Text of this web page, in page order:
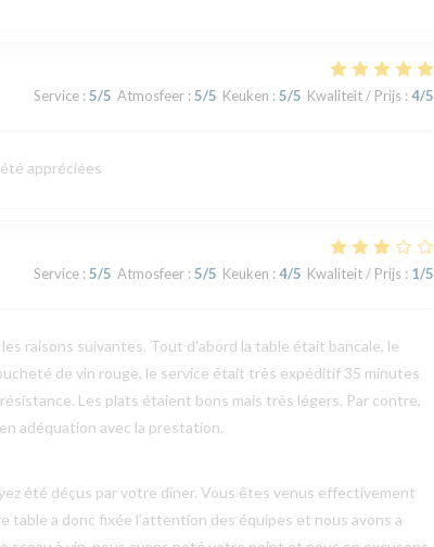
Service: 5/5 Atmosfeer: 5/5 Keuken : 5/5 Kwaliteit / Prijs: 4/5
appréciées
Service: 5/5 Atmosfeer: 5/5 Keuken : 4/5 Kwaliteit / Prijs: 1/5
raisons suivantes. Tout d'abord la table était bancale, le
de vin rouge, le service était très expéditif 35 minutes
Les plats étaient bons mais très légers. Par contre,
adéquation avec la prestation.
été déçus par votre dîner. Vous êtes venus effectivement
a donc fixée l’attention des équipes et nous avons a